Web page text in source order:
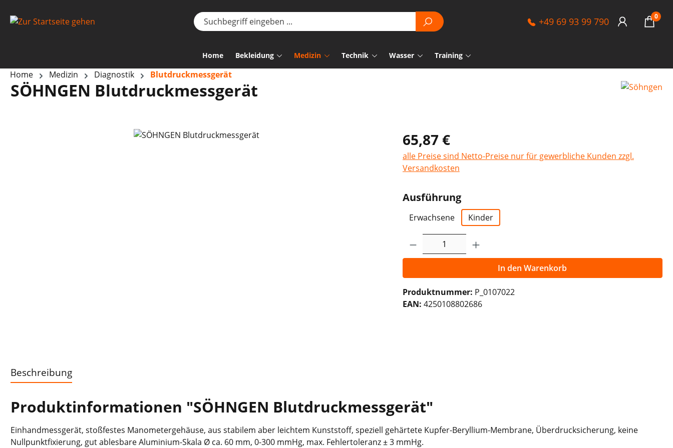
+49 69 93 99 790 0
Home Bekleidung Medizin Technik Wasser Training
Home Medizin Diagnostik Blutdruckmessgerät
SÖHNGEN Blutdruckmessgerät
65,87 €
alle Preise sind Netto-Preise nur für gewerbliche Kunden zzgl.
Versandkosten
Ausführungauswählen
Erwachsene Kinder
Produkt Anzahl: Gib den gewünschten Wert
In den Warenkorb
Produktnummer: P_0107022
EAN: 4250108802686
Beschreibung
Produktinformationen "SÖHNGEN Blutdruckmessgerät"
Einhandmessgerät, stoßfestes Manometergehäuse, aus stabilem aber leichtem Kunststoff, speziell gehärtete Kupfer-Beryllium-Membrane, Überdrucksicherung, keine
Nullpunktfixierung, gut ablesbare Aluminium-Skala Ø ca. 60 mm, 0-300 mmHg, max. Fehlertoleranz ± 3 mmHg.